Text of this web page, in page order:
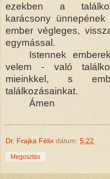
ezekben a
karácsony
ember végleges,
egymással.
Istennek
velem - való
mieinkkel, s
találkozásainkat.
Ámen
Dr. Frajka Félix dátum: 5:22
Megosztás